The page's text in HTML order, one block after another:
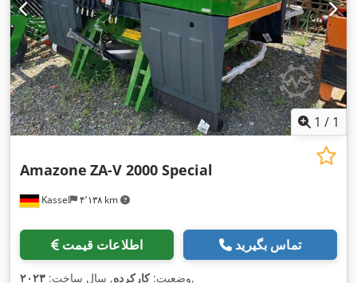
1 / 1
Kassel ۴٬۱۳۸ km
Amazone ZA-V 2000 Special
اطلاعات قیمت تماس بگیرید
وضعیت:کارکرده, سال ساخت: ۲۰۲۳ ,